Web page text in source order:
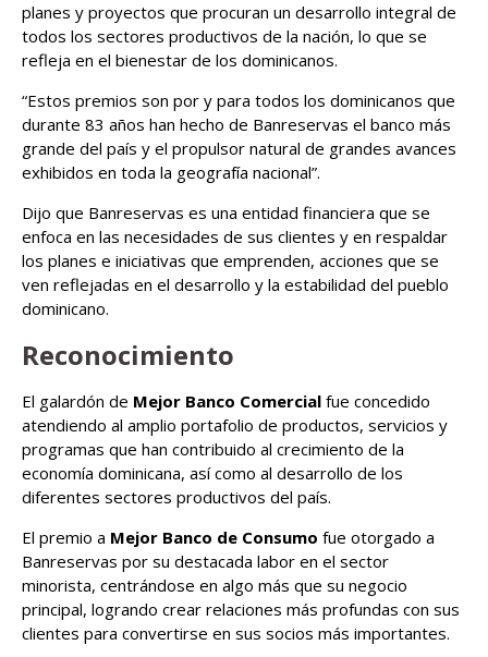
planes y proyectos que procuran un desarrollo integral de
todos los sectores productivos de la nación, lo que se
refleja en el bienestar de los dominicanos.
“Estos premios son por y para todos los dominicanos que
durante 83 años han hecho de Banreservas el banco más
grande del país y el propulsor natural de grandes avances
exhibidos en toda la geografía nacional”.
Dijo que Banreservas es una entidad financiera que se
enfoca en las necesidades de sus clientes y en respaldar
los planes e iniciativas que emprenden, acciones que se
ven reflejadas en el desarrollo y la estabilidad del pueblo
dominicano.
Reconocimiento
El galardón de Mejor Banco Comercial fue concedido
atendiendo al amplio portafolio de productos, servicios y
programas que han contribuido al crecimiento de la
economía dominicana, así como al desarrollo de los
diferentes sectores productivos del país.
El premio a Mejor Banco de Consumo fue otorgado a
Banreservas por su destacada labor en el sector
minorista, centrándose en algo más que su negocio
principal, logrando crear relaciones más profundas con sus
clientes para convertirse en sus socios más importantes.